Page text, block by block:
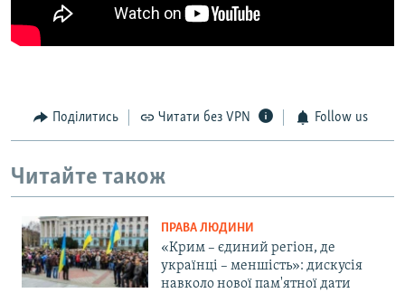
Поділитись Читати без VPN Follow us
Читайте також
ПРАВА ЛЮДИНИ
«Крим – єдиний регіон, де
українці – меншість»: дискусія
навколо нової пам'ятної дати